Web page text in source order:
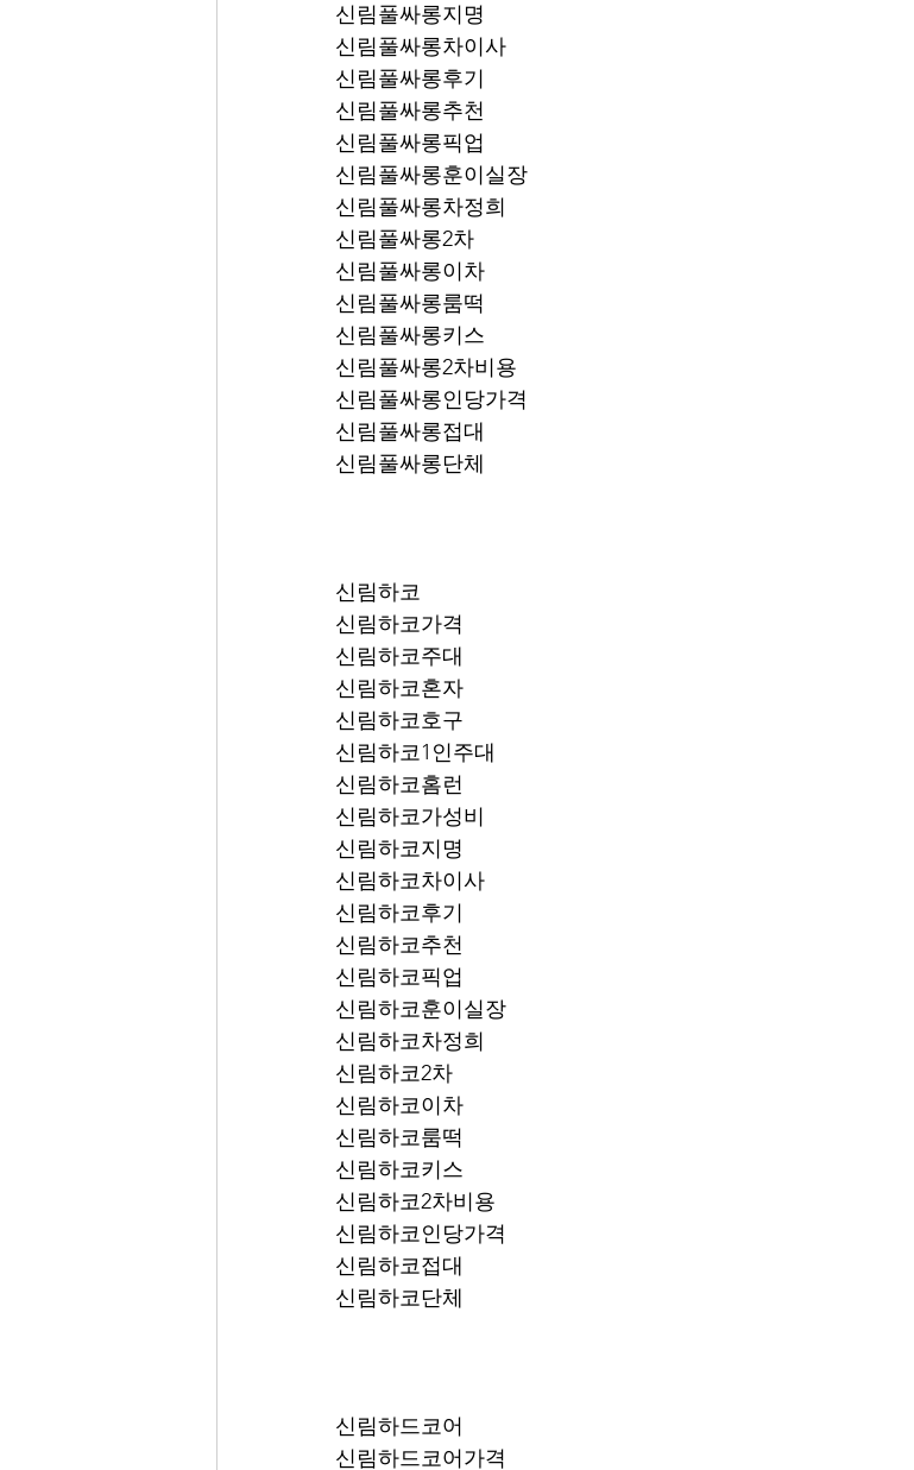
신림풀싸롱지명
신림풀싸롱차이사
신림풀싸롱후기
신림풀싸롱추천
신림풀싸롱훈이실장
신림풀싸롱차정희
신림풀싸롱2차
신림풀싸롱이차
신림풀싸롱룸떡
신림풀싸롱키스
신림풀싸롱2차비용
신림풀싸롱인당가격
신림풀싸롱접대
신림풀싸롱단체
신림하코
신림하코가격
신림하코주대
신림하코혼자
신림하코호구
신림하코1인주대
신림하코홈런
신림하코가성비
신림하코지명
신림하코차이사
신림하코후기
신림하코추천
신림하코훈이실장
신림하코차정희
신림하코2차
신림하코이차
신림하코룸떡
신림하코키스
신림하코2차비용
신림하코인당가격
신림하코접대
신림하코단체
신림하드코어
신림하드코어가격